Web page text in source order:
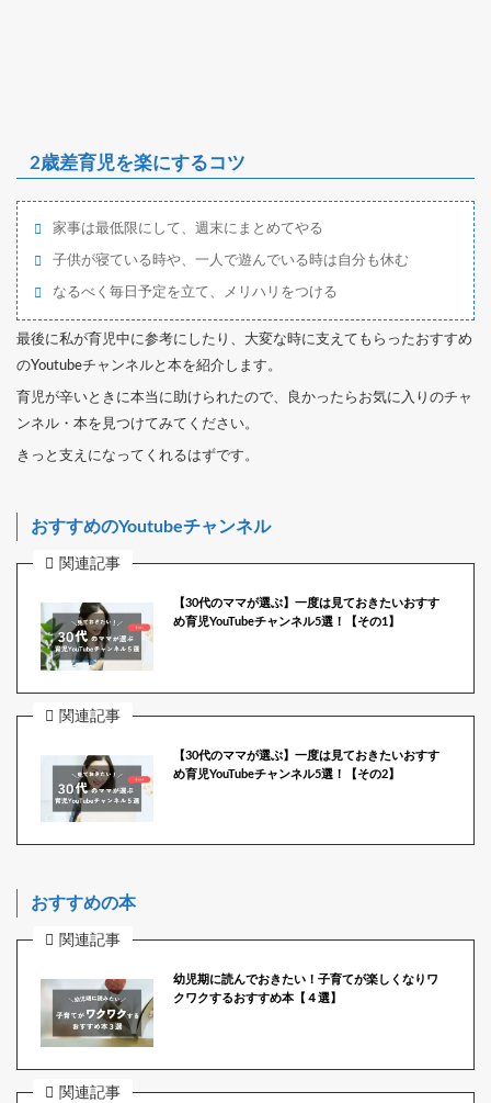
2歳差育児を楽にするコツ
家事は最低限にして、週末にまとめてやる
子供が寝ている時や、一人で遊んでいる時は自分も休む
なるべく毎日予定を立て、メリハリをつける
最後に私が育児中に参考にしたり、大変な時に支えてもらったおすすめ
のYoutubeチャンネルと本を紹介します。
育児が辛いときに本当に助けられたので、良かったらお気に入りのチャ
ンネル・本を見つけてみてください。
きっと支えになってくれるはずです。
おすすめのYoutubeチャンネル
関連記事
【30代のママが選ぶ】一度は見ておきたいおすす
め育児YouTubeチャンネル5選！【その1】
関連記事
【30代のママが選ぶ】一度は見ておきたいおすす
め育児YouTubeチャンネル5選！【その2】
おすすめの本
関連記事
幼児期に読んでおきたい！子育てが楽しくなりワ
クワクするおすすめ本【４選】
関連記事